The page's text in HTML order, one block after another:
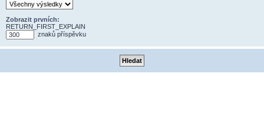
Zobrazit prvních:
RETURN_FIRST_EXPLAIN
znaků příspěvku